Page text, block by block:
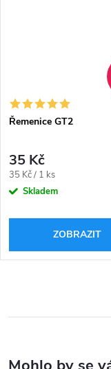
Řemenice GT2
35 Kč
Měrná
cena:
35 Kč / 1 ks
Skladem
ZOBRAZIT